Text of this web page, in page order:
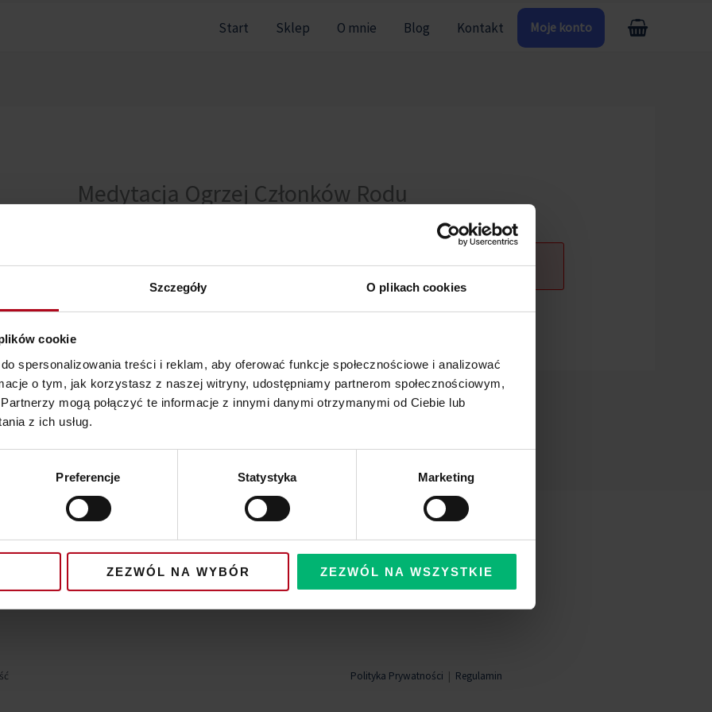
Szczegóły O plikach cookies
cookie
spersonalizowania treści i reklam, aby oferować funkcje społecznościowe i analizować
o tym, jak korzystasz z naszej witryny, udostępniamy partnerom społecznościowym,
mogą połączyć te informacje z innymi danymi otrzymanymi od Ciebie lub
z ich usług.
Preferencje Statystyka Marketing
ZEZWÓL NA WYBÓR ZEZWÓL NA WSZYSTKIE
Start Sklep O mnie Blog Kontakt Moje konto
Medytacja Ogrzej Członków Rodu
Nie można pokazać tej sekcji, ponieważ nie jesteś zalogowany.
Polityka Prywatności | Regulamin